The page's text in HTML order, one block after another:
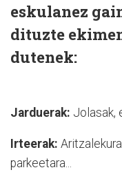
eskulanez
dituzte
dutenek:
Jarduerak: Jolasak,
Irteerak:
parkeetara...